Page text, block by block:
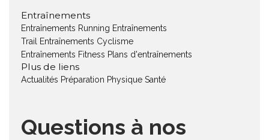
Entraînements
Entraînements Running Entraînements
Trail
Entraînements Cyclisme
Entraînements Fitness Plans d'entraînements
Plus de liens
Actualités Préparation Physique Santé
Questions à nos